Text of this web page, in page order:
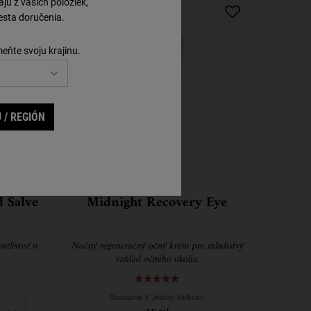
o
Midnight Recovery Eye
Nočný regeneračný očný krém pre mladistvý
vzhľad očného okolia.
Dostupné V Jednej Veľkosti
doručenia.
svoju krajinu.
REGIÓN